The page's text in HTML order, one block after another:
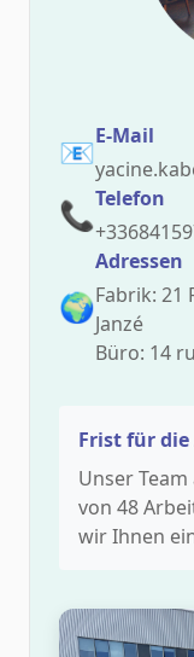
📧E-Mail
📞Telefon
🌍
Adressen
Fabrik: 21
Janzé
Büro: 14
Frist für
Unser
von 48
wir Ihnen